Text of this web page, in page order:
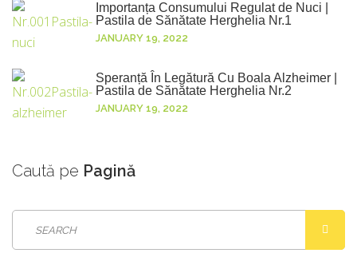
Importanța Consumului Regulat de Nuci |
Pastila de Sănătate Herghelia Nr.1
JANUARY 19, 2022
Speranță În Legătură Cu Boala Alzheimer |
Pastila de Sănătate Herghelia Nr.2
JANUARY 19, 2022
Caută pe Pagină